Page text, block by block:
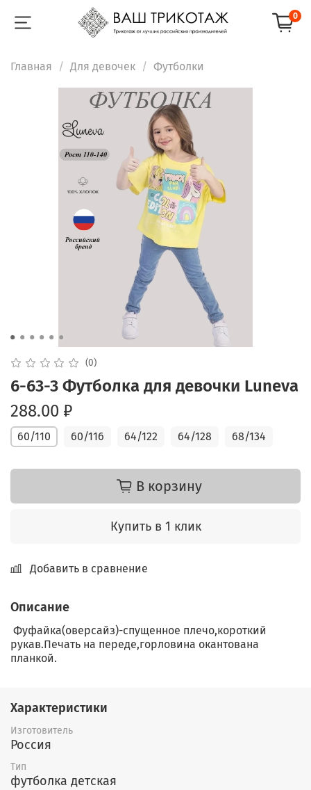
0
Главная Для девочек Футболки
(0)
6-63-3 Футболка для девочки Luneva
288.00 ₽
60/110 60/116 64/122 64/128 68/134
В корзину
Купить в 1 клик
Добавить в сравнение
Описание
Фуфайка(оверсайз)-спущенное плечо,короткий
рукав.Печать на переде,горловина окантована
планкой.
Характеристики
Изготовитель
Россия
Тип
футболка детская